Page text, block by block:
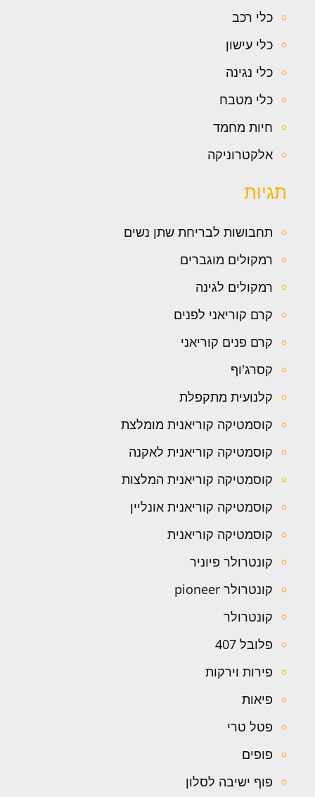
כלי רכב
כלי עישון
כלי נגינה
כלי מטבח
חיות מחמד
אלקטרוניקה
תגיות
תחבושות לבריחת שתן נשים
רמקולים מוגברים
רמקולים לגינה
קרם קוריאני לפנים
קרם פנים קוריאני
קסרג'וף
קלנועית מתקפלת
קוסמטיקה קוריאנית מומלצת
קוסמטיקה קוריאנית לאקנה
קוסמטיקה קוריאנית המלצות
קוסמטיקה קוריאנית אונליין
קוסמטיקה קוריאנית
קונטרולר פיוניר
קונטרולר pioneer
קונטרולר
פלובל 407
פירות וירקות
פיאות
פטל טרי
פופים
פוף ישיבה לסלון